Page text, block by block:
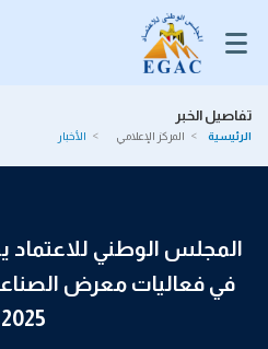
تفاصيل الخبر
الرئيسية المركز الإعلامي الأخبار
المجلس الوطني للاعتماد
2025